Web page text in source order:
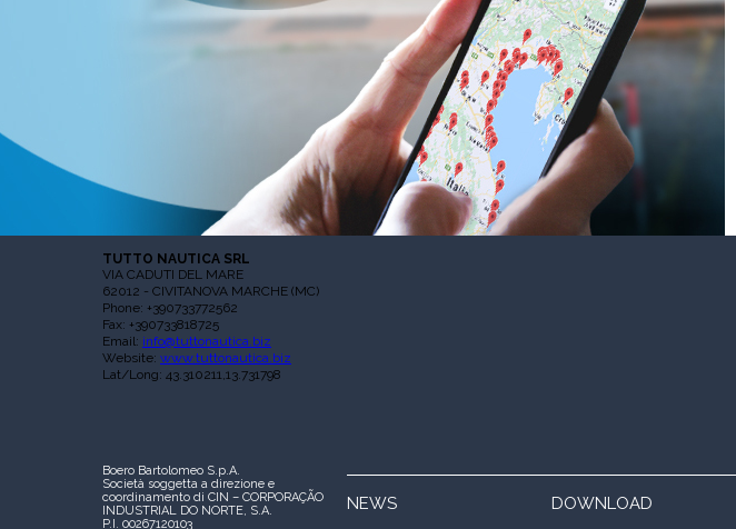
TUTTO NAUTICA SRL
VIA CADUTI DEL MARE
62012 - CIVITANOVA MARCHE (MC)
Phone: +390733772562
Fax: +390733818725
Email: info@tuttonautica.biz
Website: www.tuttonautica.biz
Lat/Long: 43.310211,13.731798
Boero Bartolomeo S.p.A.
Società soggetta a direzione e
coordinamento di CIN – CORPORAÇÃO
INDUSTRIAL DO NORTE, S.A.
P.I. 00267120103
NEWS DOWNLOAD